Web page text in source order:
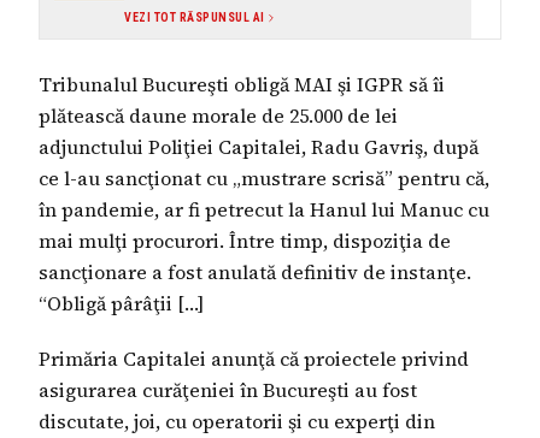
VEZI TOT RĂSPUNSUL AI
Tribunalul Bucureşti obligă MAI şi IGPR să îi
plătească daune morale de 25.000 de lei
adjunctului Poliţiei Capitalei, Radu Gavriş, după
ce l-au sancţionat cu „mustrare scrisă” pentru că,
în pandemie, ar fi petrecut la Hanul lui Manuc cu
mai mulţi procurori. Între timp, dispoziţia de
sancţionare a fost anulată definitiv de instanţe.
“Obligă pârâţii […]
Primăria Capitalei anunţă că proiectele privind
asigurarea curăţeniei în Bucureşti au fost
discutate, joi, cu operatorii şi cu experţi din